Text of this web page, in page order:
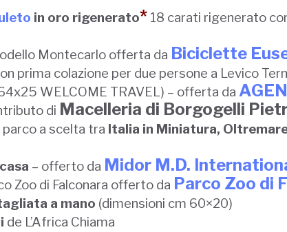
in oro rigenerato* 18 carati rigenerato
Montecarlo offerta da Biciclette
prima colazione per due persone a Levico
WELCOME TRAVEL) – offerta da
di Macelleria di Borgogelli
parco a scelta tra Italia in Miniatura,
– offerto da Midor M.D.
Zoo di Falconara offerto da Parco Zoo di
a mano (dimensioni cm 60×20)
de L’Africa Chiama